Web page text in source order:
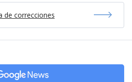
de correcciones